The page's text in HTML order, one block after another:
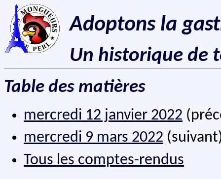
Adoptons la
Un historique de
Table des matières
mercredi 12 janvier 2022
mercredi 9 mars 2022
Tous les comptes-rendus